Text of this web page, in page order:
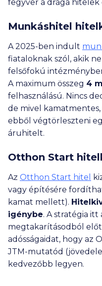
fegyver a drága hitelek
Munkáshitel
A 2025-ben indult
fiataloknak szól, akik
felsőfokú
A maximum összeg 4
felhasználású. Nincs
de mivel
ebből végtörleszteni
áruhitelt.
Otthon Start
Az Otthon Start hitel
vagy építésére
kamat mellett).
igénybe. A stratégia itt
megtakarításodból
adósságaidat, hogy az
JTM-mutatód
kedvezőbb legyen.